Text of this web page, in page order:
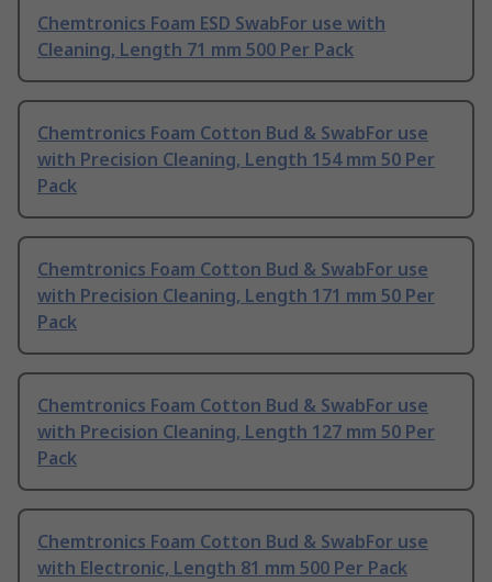
Chemtronics Foam ESD SwabFor use with
Cleaning, Length 71 mm 500 Per Pack
Chemtronics Foam Cotton Bud & SwabFor use
with Precision Cleaning, Length 154 mm 50 Per
Pack
Chemtronics Foam Cotton Bud & SwabFor use
with Precision Cleaning, Length 171 mm 50 Per
Pack
Chemtronics Foam Cotton Bud & SwabFor use
with Precision Cleaning, Length 127 mm 50 Per
Pack
Chemtronics Foam Cotton Bud & SwabFor use
with Electronic, Length 81 mm 500 Per Pack